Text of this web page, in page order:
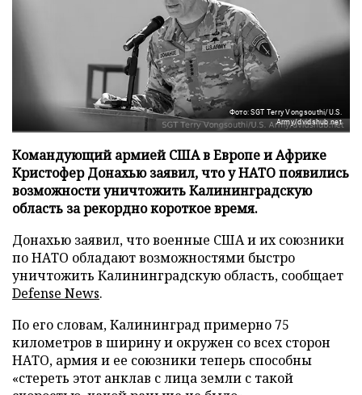
Фото: SGT Terry Vongsouthi/U.S.
Army/dvidshub.net
Командующий армией США в Европе и Африке
Кристофер Донахью заявил, что у НАТО появились
возможности уничтожить Калининградскую
область за рекордно короткое время.
Донахью заявил, что военные США и их союзники
по НАТО обладают возможностями быстро
уничтожить Калининградскую область, сообщает
Defense News.
По его словам, Калининград примерно 75
километров в ширину и окружен со всех сторон
НАТО, армия и ее союзники теперь способны
«стереть этот анклав с лица земли с такой